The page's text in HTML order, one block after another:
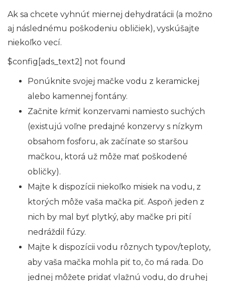
Ak sa chcete vyhnúť miernej dehydratácii (a možno
aj následnému poškodeniu obličiek), vyskúšajte
niekoľko vecí.
$config[ads_text2] not found
Ponúknite svojej mačke vodu z keramickej
alebo kamennej fontány.
Začnite kŕmiť konzervami namiesto suchých
(existujú voľne predajné konzervy s nízkym
obsahom fosforu, ak začínate so staršou
mačkou, ktorá už môže mať poškodené
obličky).
Majte k dispozícii niekoľko misiek na vodu, z
ktorých môže vaša mačka piť. Aspoň jeden z
nich by mal byť plytký, aby mačke pri pití
nedráždil fúzy.
Majte k dispozícii vodu rôznych typov/teploty,
aby vaša mačka mohla piť to, čo má rada. Do
jednej môžete pridať vlažnú vodu, do druhej